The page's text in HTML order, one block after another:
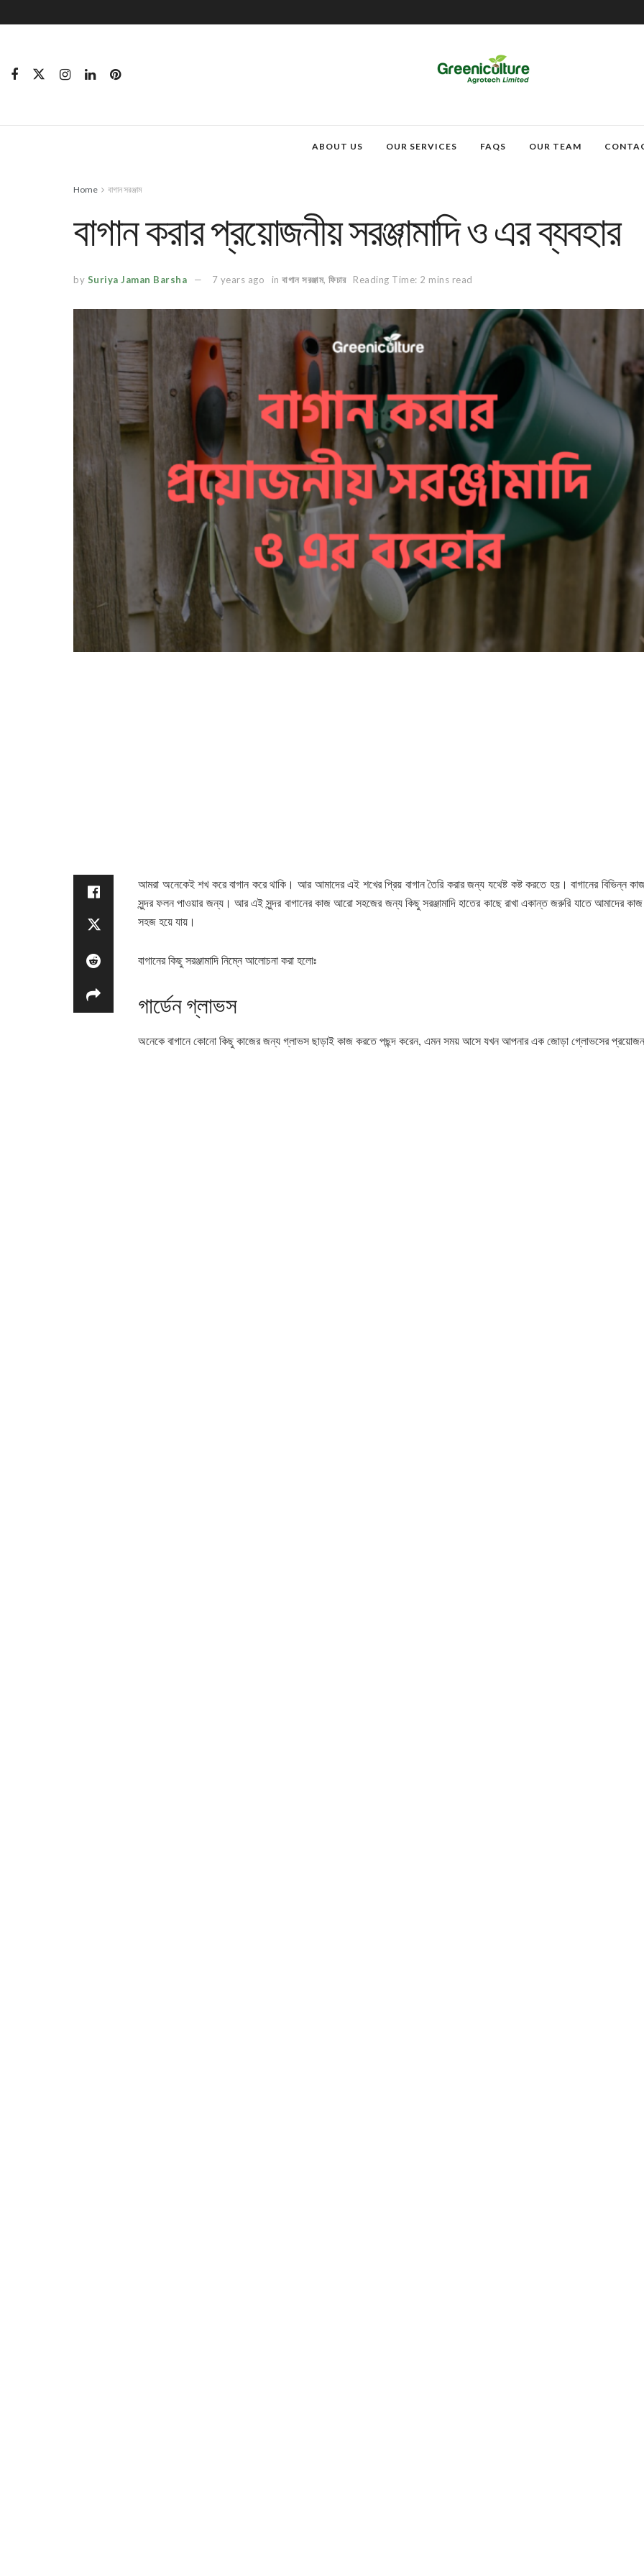
ABOUT US OUR SERVICES FAQS OUR TEAM
Home বাগান সরঞ্জাম
বাগান করার প্রয়োজনীয় সরঞ্জামাদি ও এর ব্যবহার
by Suriya Jaman Barsha 7 years ago in বাগান সরঞ্জাম, ফিচার Reading Time: 2 mins read
আমরা অনেকেই শখ করে বাগান করে থাকি। আর আমাদের এই শখের প্রিয় বাগান তৈরি করার জন্য যথেষ্ট কষ্ট করতে হয়। বাগানের বিভিন্ন
সুন্দর ফলন পাওয়ার জন্য। আর এই সুন্দর বাগানের কাজ আরো সহজের জন্য কিছু সরঞ্জামাদি হাতের কাছে রাখা একান্ত জরুরি যাতে আমাদের
সহজ হয়ে যায়।
বাগানের কিছু সরঞ্জামাদি নিম্নে আলোচনা করা হলোঃ
গার্ডেন গ্লাভস
অনেকে বাগানে কোনো কিছু কাজের জন্য গ্লাভস ছাড়াই কাজ করতে পছন্দ করেন, এমন সময় আসে যখন আপনার এক জোড়া গ্লোভসের